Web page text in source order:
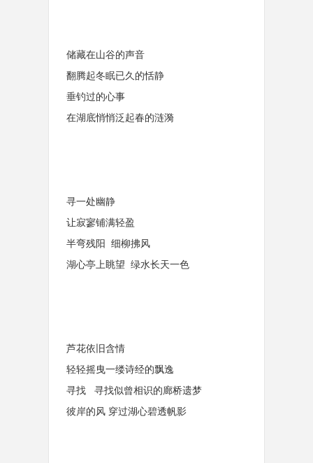
储藏在山谷的声音
翻腾起冬眠已久的恬静
垂钓过的心事
在湖底悄悄泛起春的涟漪
寻一处幽静
让寂寥铺满轻盈
半弯残阳 细柳拂风
湖心亭上眺望 绿水长天一色
芦花依旧含情
轻轻摇曳一缕诗经的飘逸
寻找 寻找似曾相识的廊桥遗梦
彼岸的风 穿过湖心碧透帆影